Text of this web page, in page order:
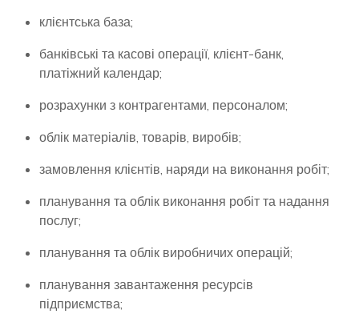
клієнтська база;
банківські та касові операції, клієнт-банк,
платіжний календар;
розрахунки з контрагентами, персоналом;
облік матеріалів, товарів, виробів;
замовлення клієнтів, наряди на виконання робіт;
планування та облік виконання робіт та надання
послуг;
планування та облік виробничих операцій;
планування завантаження ресурсів
підприємства;